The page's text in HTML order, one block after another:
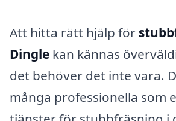
Att hitta rätt hjälp för
Dingle kan kännas
det behöver det inte vara.
många professionella som